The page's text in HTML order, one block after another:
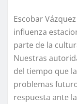
Escobar
influenza
parte de la
Nuestras
del tiempo que
problemas
respuesta ante